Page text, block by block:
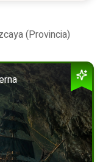
(Provincia)